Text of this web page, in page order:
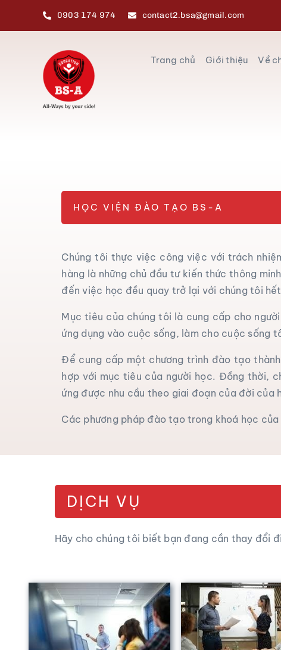
0903 174 974 contact2.bsa@gmail.com
Trang chủ Giới thiệu Về
HỌC VIỆN ĐÀO TẠO BS-A
Chúng tôi thực việc công việc với trách
hàng là những chủ đầu tư kiến thức thông
đến việc học đều quay trở lại với chúng tôi
Mục tiêu của chúng tôi là cung cấp cho
ứng dụng vào cuộc sống, làm cho cuộc sống
Để cung cấp một chương trình đào tạo
hợp với mục tiêu của người học. Đồng thời,
ứng được nhu cầu theo giai đoạn của đời của
Các phương pháp đào tạo trong khoá học
DỊCH VỤ
Hãy cho chúng tôi biết bạn đang cần thay đổi